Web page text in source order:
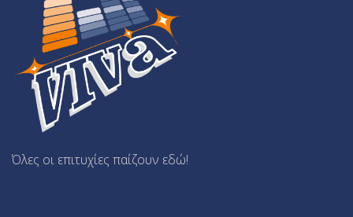
Όλες οι επιτυχίες παίζουν εδώ!